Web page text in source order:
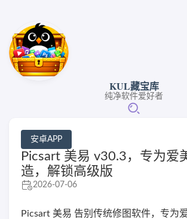
KUL藏宝库
纯净软件爱好者
安卓APP
Picsart 美易 v30.3，专为爱
造，解锁高级版
2026-07-06
Picsart 美易 告别传统修图软件，专为